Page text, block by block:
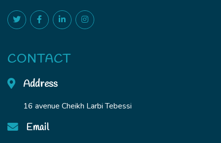
CONTACT
Address
16 avenue Cheikh Larbi Tebessi
Email